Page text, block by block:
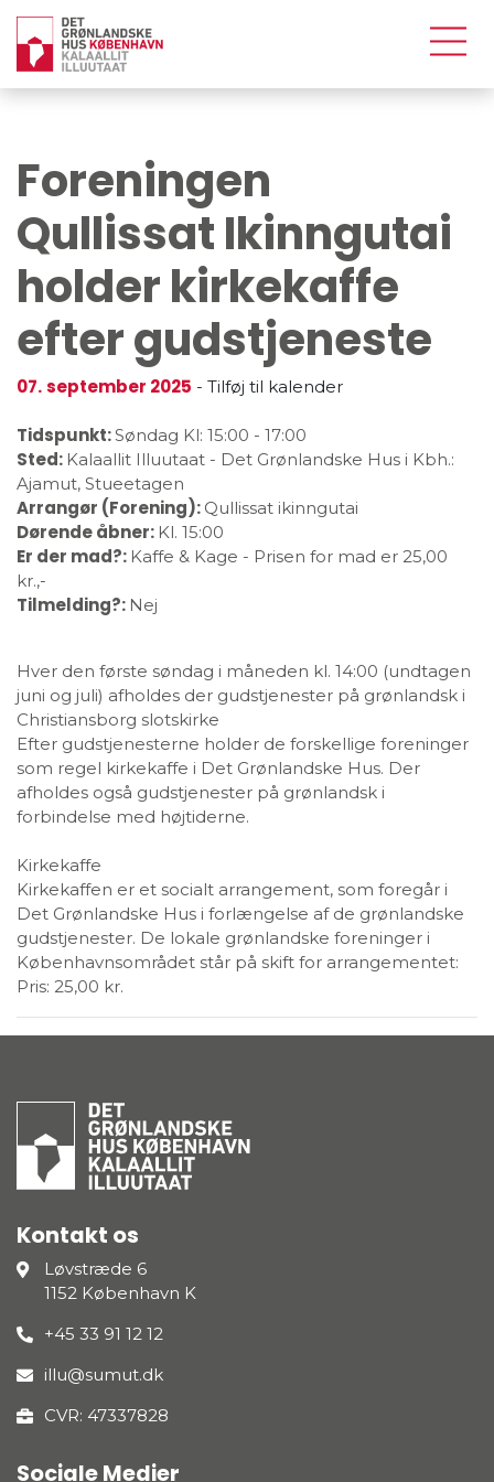
Foreningen
Qullissat Ikinngutai
holder kirkekaffe
efter gudstjeneste
07.september 2025 - Tilføj til kalender
Tidspunkt:Søndag Kl: 15:00 - 17:00
Sted: Kalaallit Illuutaat - Det Grønlandske Hus i Kbh.:
Ajamut, Stueetagen
Arrangør (Forening): Qullissat ikinngutai
Dørende åbner: Kl. 15:00
Er der mad?: Kaffe & Kage - Prisen for mad er 25,00
kr.,-
Tilmelding?: Nej
Hver den første søndag i måneden kl. 14:00 (undtagen
juni og juli) afholdes der gudstjenester på grønlandsk i
Christiansborg slotskirke
Efter gudstjenesterne holder de forskellige foreninger
som regel kirkekaffe i Det Grønlandske Hus. Der
afholdes også gudstjenester på grønlandsk i
forbindelse med højtiderne.
Kirkekaffe
Kirkekaffen er et socialt arrangement, som foregår i
Det Grønlandske Hus i forlængelse af de grønlandske
gudstjenester. De lokale grønlandske foreninger i
Københavnsområdet står på skift for arrangementet:
Pris: 25,00 kr.
Kontakt os
Løvstræde 6
1152 København K
+45 33 91 12 12
illu@sumut.dk
CVR: 47337828
Sociale Medier